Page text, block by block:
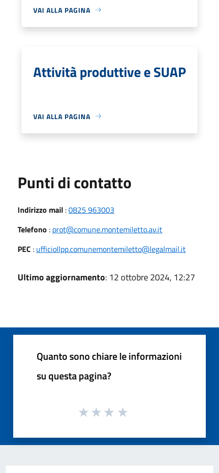
VAI ALLA PAGINA
Attività produttive e SUAP
VAI ALLA PAGINA
Punti di contatto
Indirizzo mail :0825 963003
Telefono : prot@comune.montemiletto.av.it
PEC : ufficiollpp.comunemontemiletto@legalmail.it
Ultimo aggiornamento: 12 ottobre 2024, 12:27
Quanto sono chiare le informazioni
su questa pagina?